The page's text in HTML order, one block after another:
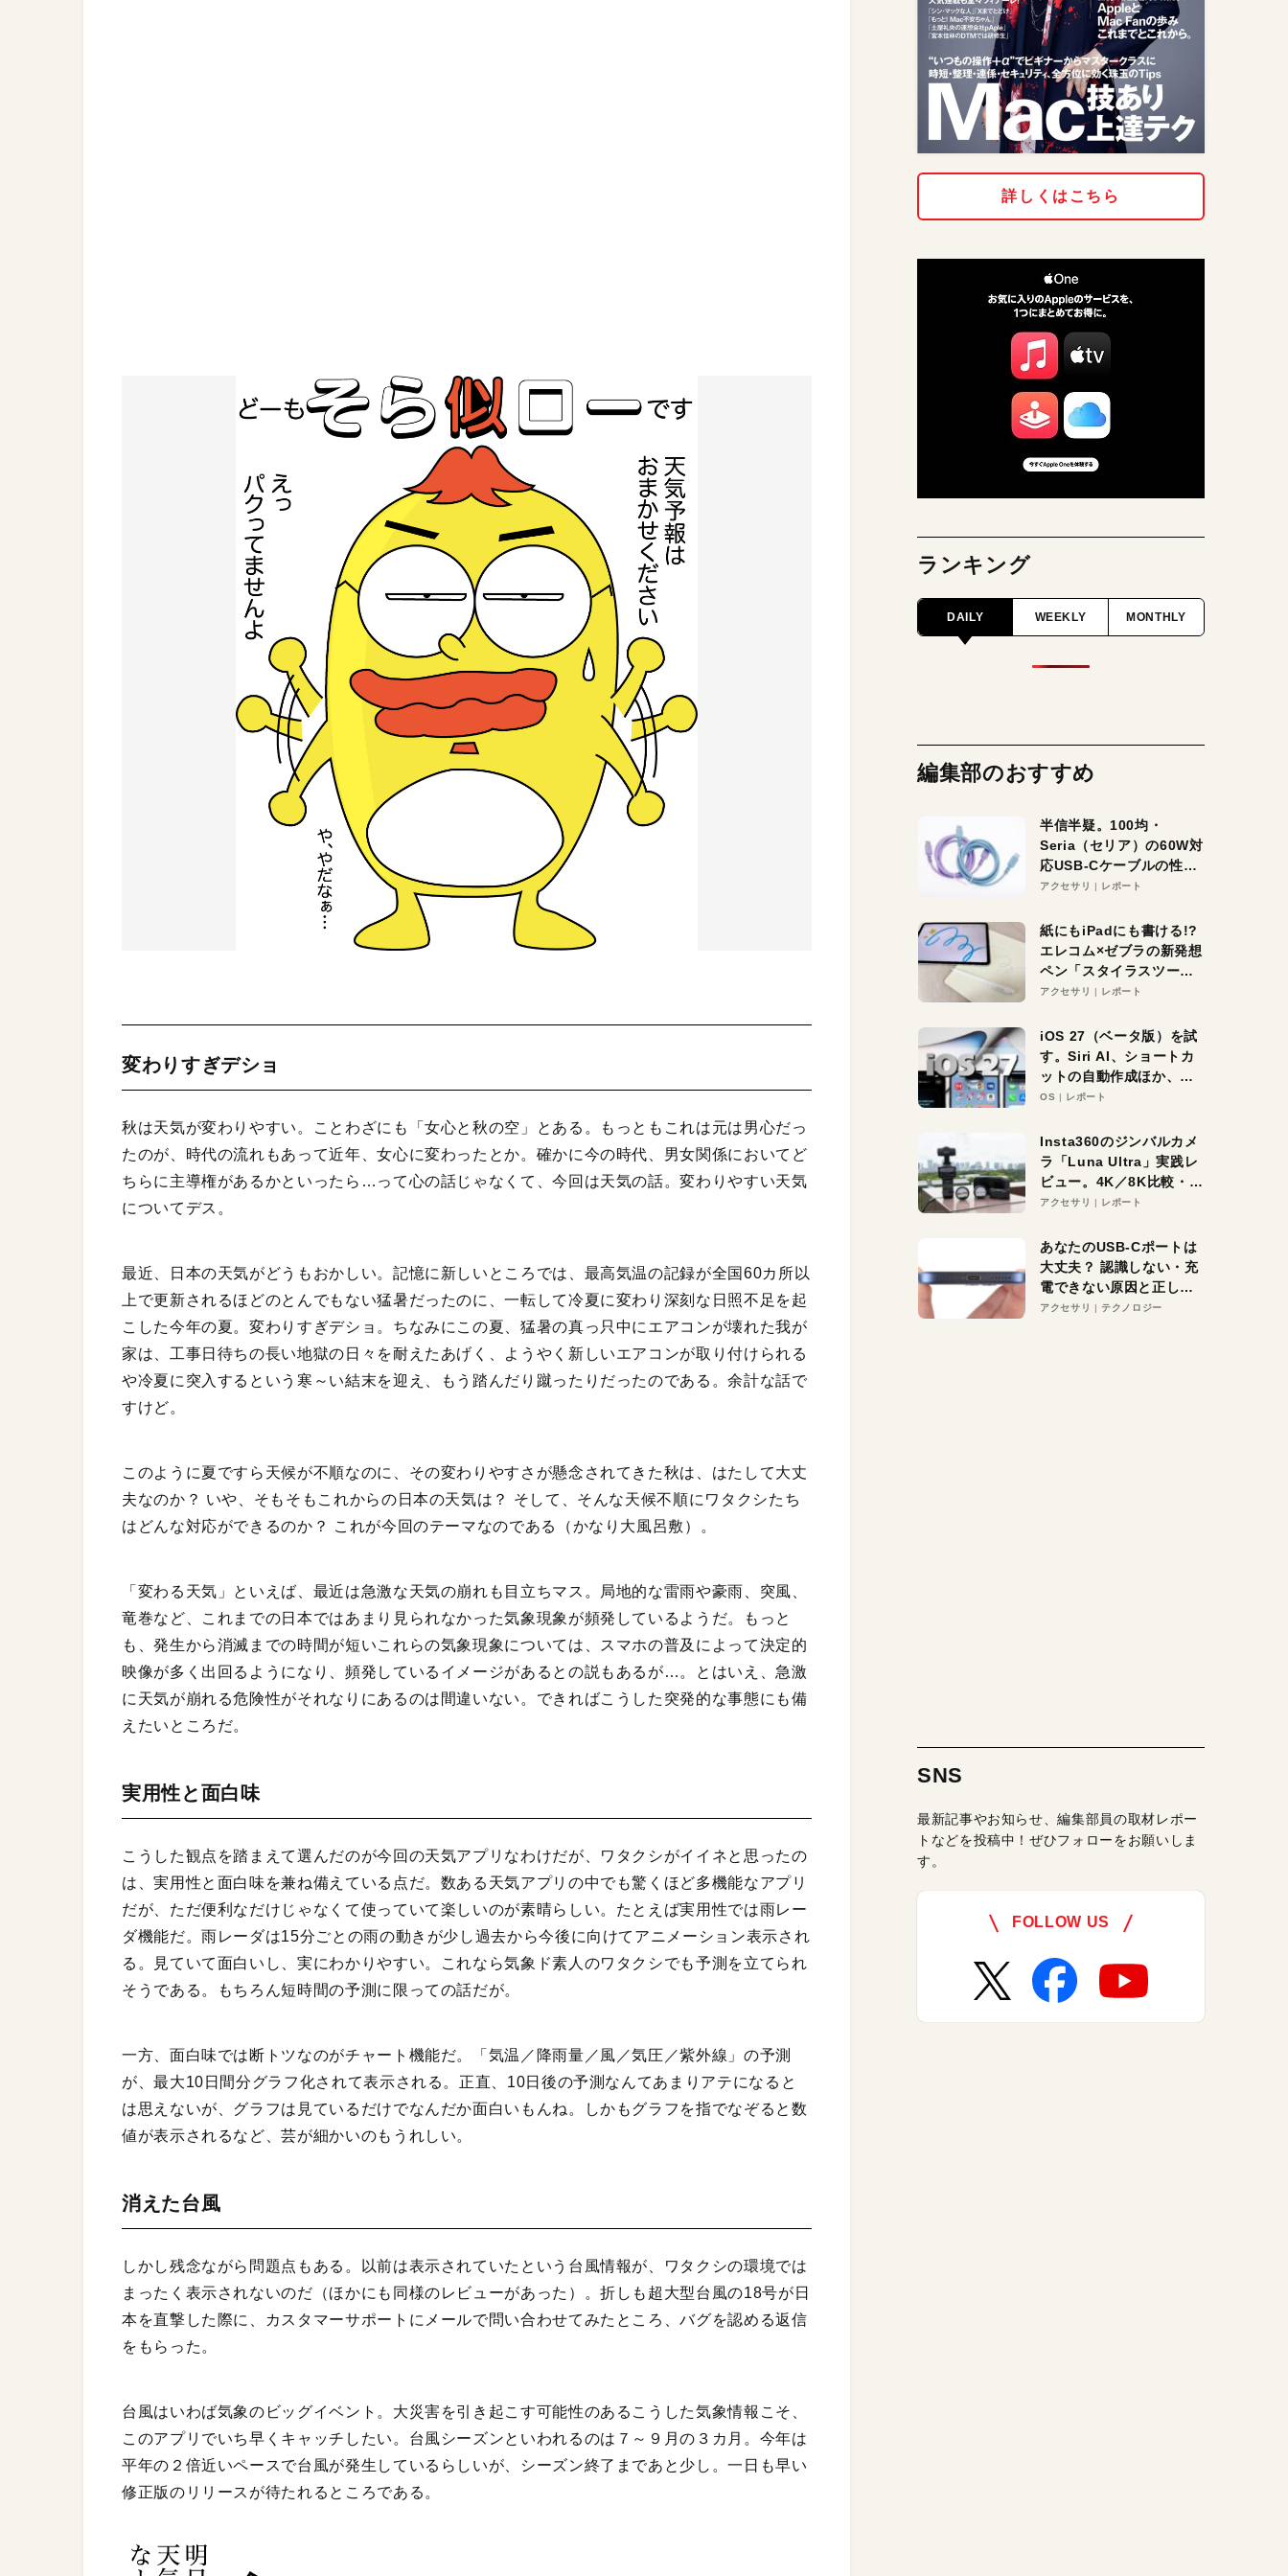
変わりすぎデショ
秋は天気が変わりやすい。ことわざにも「女心と秋の空」とある。もっともこれは元は男心だっ
たのが、時代の流れもあって近年、女心に変わったとか。確かに今の時代、男女関係においてど
ちらに主導権があるかといったら…って心の話じゃなくて、今回は天気の話。変わりやすい天気
についてデス。
最近、日本の天気がどうもおかしい。記憶に新しいところでは、最高気温の記録が全国60カ所以
上で更新されるほどのとんでもない猛暑だったのに、一転して冷夏に変わり深刻な日照不足を起
こした今年の夏。変わりすぎデショ。ちなみにこの夏、猛暑の真っ只中にエアコンが壊れた我が
家は、工事日待ちの長い地獄の日々を耐えたあげく、ようやく新しいエアコンが取り付けられる
や冷夏に突入するという寒～い結末を迎え、もう踏んだり蹴ったりだったのである。余計な話で
すけど。
このように夏ですら天候が不順なのに、その変わりやすさが懸念されてきた秋は、はたして大丈
夫なのか？ いや、そもそもこれからの日本の天気は？ そして、そんな天候不順にワタクシたち
はどんな対応ができるのか？ これが今回のテーマなのである（かなり大風呂敷）。
「変わる天気」といえば、最近は急激な天気の崩れも目立ちマス。局地的な雷雨や豪雨、突風、
竜巻など、これまでの日本ではあまり見られなかった気象現象が頻発しているようだ。もっと
も、発生から消滅までの時間が短いこれらの気象現象については、スマホの普及によって決定的
映像が多く出回るようになり、頻発しているイメージがあるとの説もあるが…。とはいえ、急激
に天気が崩れる危険性がそれなりにあるのは間違いない。できればこうした突発的な事態にも備
えたいところだ。
実用性と面白味
こうした観点を踏まえて選んだのが今回の天気アプリなわけだが、ワタクシがイイネと思ったの
は、実用性と面白味を兼ね備えている点だ。数ある天気アプリの中でも驚くほど多機能なアプリ
だが、ただ便利なだけじゃなくて使っていて楽しいのが素晴らしい。たとえば実用性では雨レー
ダ機能だ。雨レーダは15分ごとの雨の動きが少し過去から今後に向けてアニメーション表示され
る。見ていて面白いし、実にわかりやすい。これなら気象ド素人のワタクシでも予測を立てられ
そうである。もちろん短時間の予測に限っての話だが。
一方、面白味では断トツなのがチャート機能だ。「気温／降雨量／風／気圧／紫外線」の予測
が、最大10日間分グラフ化されて表示される。正直、10日後の予測なんてあまりアテになると
は思えないが、グラフは見ているだけでなんだか面白いもんね。しかもグラフを指でなぞると数
値が表示されるなど、芸が細かいのもうれしい。
消えた台風
しかし残念ながら問題点もある。以前は表示されていたという台風情報が、ワタクシの環境では
まったく表示されないのだ（ほかにも同様のレビューがあった）。折しも超大型台風の18号が日
本を直撃した際に、カスタマーサポートにメールで問い合わせてみたところ、バグを認める返信
をもらった。
台風はいわば気象のビッグイベント。大災害を引き起こす可能性のあるこうした気象情報こそ、
このアプリでいち早くキャッチしたい。台風シーズンといわれるのは７～９月の３カ月。今年は
平年の２倍近いペースで台風が発生しているらしいが、シーズン終了まであと少し。一日も早い
修正版のリリースが待たれるところである。
詳しくはこちら
ランキング
DAILY WEEKLY MONTHLY
編集部のおすすめ
半信半疑。100均・
Seria（セリア）の60W対
応USB-Cケーブルの性能
を検証。超コスパの1本を
アクセサリ レポート
紙にもiPadにも書ける!?
エレコム×ゼブラの新発想
ペン「スタイラスツーウ
ェイ」レビュー。持ち替
アクセサリ レポート
iOS 27（ベータ版）を試
す。Siri AI、ショートカ
ットの自動作成ほか、期
待大の便利機能5選。
る未来はすぐそこ！
OS レポート
Insta360のジンバルカメ
ラ「Luna Ultra」実践レ
ビュー。4K／8K比較・ズ
ーム・夜間撮影をチェッ
アクセサリ レポート
あなたのUSB-Cポートは
大丈夫？ 認識しない・充
電できない原因と正しい
対策
アクセサリ テクノロジー
SNS
最新記事やお知らせ、編集部員の取材レポー
トなどを投稿中！ぜひフォローをお願いしま
す。
FOLLOW US